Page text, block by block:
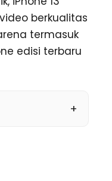
berkualitas
termasuk
edisi terbaru